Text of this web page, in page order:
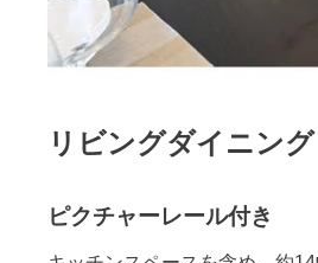
リビングダイニング
ピクチャーレール付き